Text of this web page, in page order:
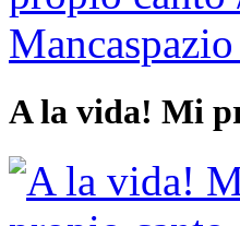
A la vida! Mi